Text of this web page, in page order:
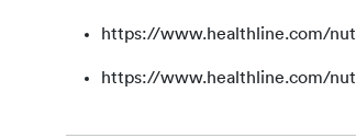
https://www.healthline.com/
https://www.healthline.com/